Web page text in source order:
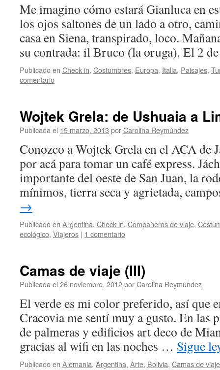
Me imagino cómo estará Gianluca en
los ojos saltones de un lado a otro,
casa en Siena, transpirado, loco.
su contrada: il Bruco (la oruga). El 2
Publicado en Check in, Costumbres, Europa, Italia, Paisajes,
comentario
Wojtek Grela: de Ushuaia a
Publicada el 19 marzo, 2013 porCarolina Reymúndez
Conozco a Wojtek Grela en el ACA de
por acá para tomar un café express.
importante del oeste de San Juan, la
mínimos, tierra seca y agrietada,
→
Publicado en Argentina, Check in, Compañeros de viaje,
ecológico, Viajeros | 1 comentario
Camas de viaje (III)
Publicada el 26 noviembre, 2012porCarolina Reymúndez
El verde es mi color preferido, así que
Cracovia me sentí muy a gusto. En las
de palmeras y edificios art deco de
gracias al wifi en las noches … Sigue
Publicado en Alemania, Argentina, Arte, Bolivia, Camas de viaje